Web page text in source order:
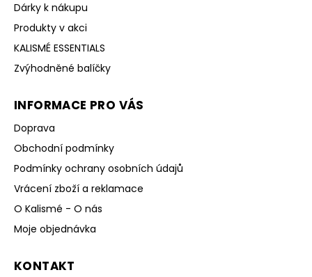
Dárky k nákupu
Produkty v akci
KALISMÉ ESSENTIALS
Zvýhodněné balíčky
INFORMACE PRO VÁS
Doprava
Obchodní podmínky
Podmínky ochrany osobních údajů
Vrácení zboží a reklamace
O Kalismé - O nás
Moje objednávka
KONTAKT